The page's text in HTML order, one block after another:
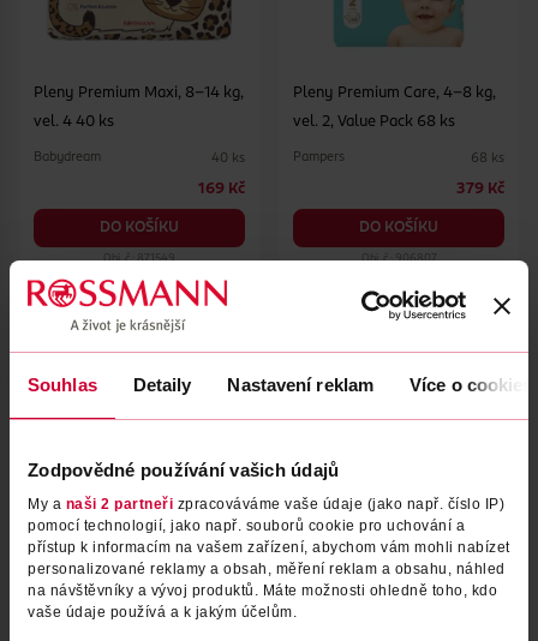
Souhlas Detaily Nastavení reklam Více o cookies
Zodpovědné používání vašich údajů
My a naši 2 partneři zpracováváme vaše údaje (jako např. číslo IP)
pomocí technologií, jako např. souborů cookie pro uchování a
přístup k informacím na vašem zařízení, abychom vám mohli nabízet
personalizované reklamy a obsah, měření reklam a obsahu, náhled
na návštěvníky a vývoj produktů. Máte možnosti ohledně toho, kdo
vaše údaje používá a k jakým účelům.
Pleny Premium Maxi, 8–14 kg,
vel. 4 40 ks
Babydream 40 ks
169 Kč
DO KOŠÍKU
Obj. č.: 871549
Pleny Premium Care, 4–8 kg,
vel. 2, Value Pack 68 ks
Pampers 68 ks
379 Kč
DO KOŠÍKU
Obj. č.: 906807
Pleny Premium Mini, 3–6 kg,
vel. 2 36 ks
Babydream 36 ks
Pleny Premium Junior, 10–16
kg, vel. 5 34 ks